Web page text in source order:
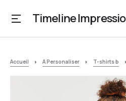
Timeline
Accueil A Personaliser T-shirts b